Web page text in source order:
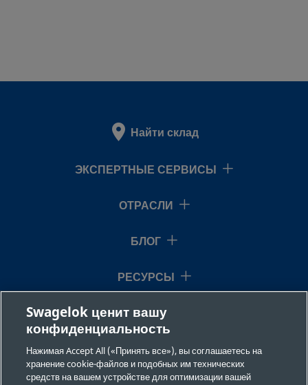
Найти склад
ЭКСПЕРТНЫЕ СЕРВИСЫ
ОТРАСЛИ
БЛОГ
РЕСУРСЫ
О НАС
Swagelok ценит вашу
конфиденциальность
Нажимая Accept All («Принять все»), вы соглашаетесь на
хранение cookie-файлов и подобных им технических
средств на вашем устройстве для оптимизации вашей